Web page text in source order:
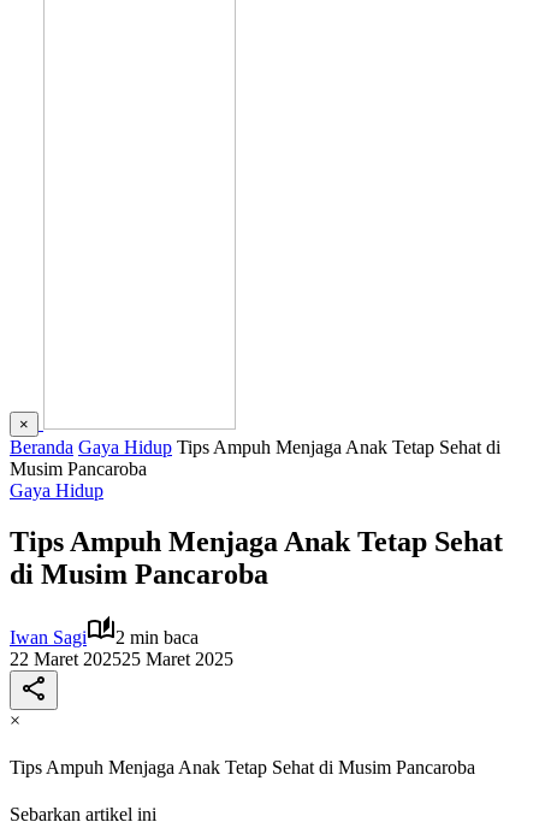
×
Beranda Gaya Hidup Tips Ampuh Menjaga Anak Tetap Sehat di
Musim Pancaroba
Gaya Hidup
Tips Ampuh Menjaga Anak Tetap Sehat
di Musim Pancaroba
Iwan Sagi
2 min baca
22 Maret 202525 Maret 2025
×
Tips Ampuh Menjaga Anak Tetap Sehat di Musim Pancaroba
Sebarkan artikel ini